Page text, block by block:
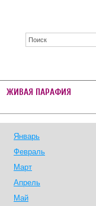
ЖИВАЯ ПАРАФИЯ
Январь
Февраль
Март
Апрель
Май